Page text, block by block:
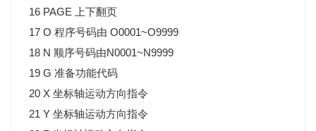
16 PAGE 上下翻页
17 O 程序号码由 O0001~O9999
18 N 顺序号码由N0001~N9999
19 G 准备功能代码
20 X 坐标轴运动方向指令
21 Y 坐标轴运动方向指令